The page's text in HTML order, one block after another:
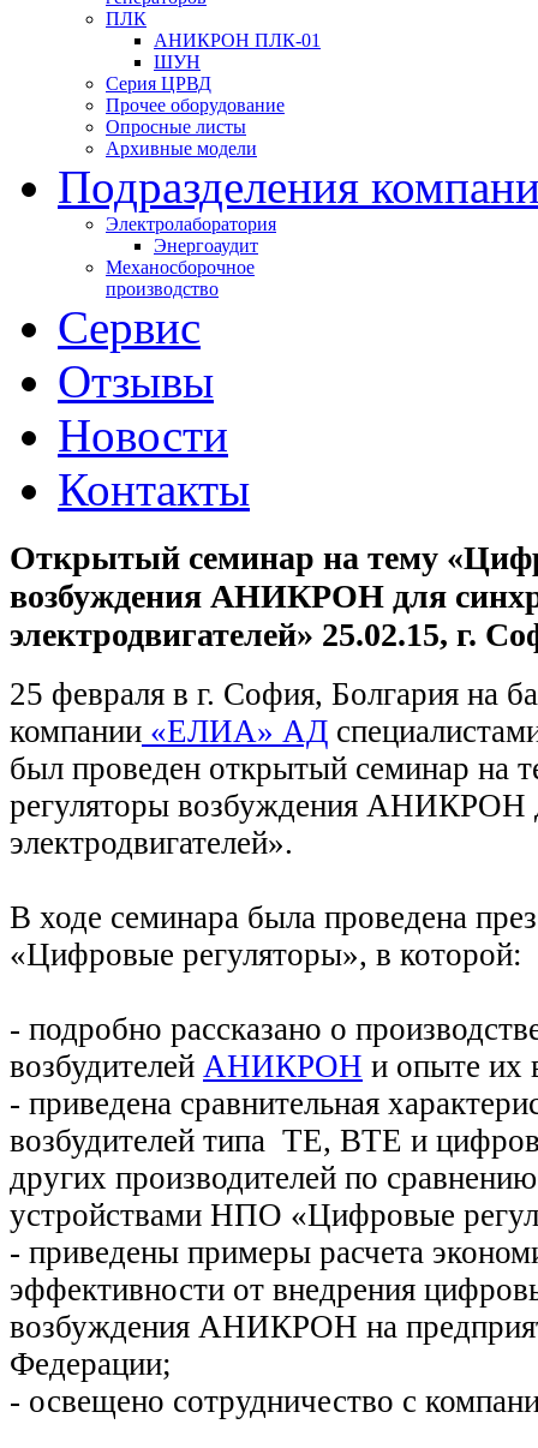
ПЛК
АНИКРОН ПЛК-01
ШУН
Серия ЦРВД
Прочее оборудование
Опросные листы
Архивные модели
Подразделения
Электролаборатория
Энергоаудит
Механосборочное
производство
Сервис
Отзывы
Новости
Контакты
Открытый семинар на тему
возбуждения АНИКРОН для
электродвигателей» 25.02.15, г.
25 февраля в г. София, Болгария на
компании «ЕЛИА» АД
был проведен открытый семинар на
регуляторы возбуждения АНИКРОН
электродвигателей».
В ходе семинара была проведена
«Цифровые регуляторы», в которой:
- подробно рассказано о
возбудителей АНИКРОН и опыте их
- приведена сравнительная
возбудителей типа ТЕ, ВТЕ и
других производителей по
устройствами НПО «Цифровые
- приведены примеры расчета
эффективности от внедрения
возбуждения АНИКРОН на
Федерации;
- освещено сотрудничество с